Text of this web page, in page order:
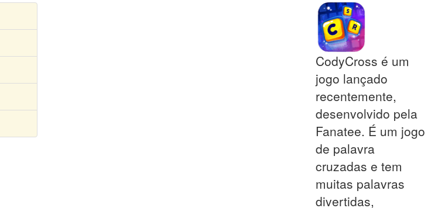
CodyCross é um
jogo lançado
recentemente,
desenvolvido pela
Fanatee. É um jogo
de palavra
cruzadas e tem
muitas palavras
divertidas,